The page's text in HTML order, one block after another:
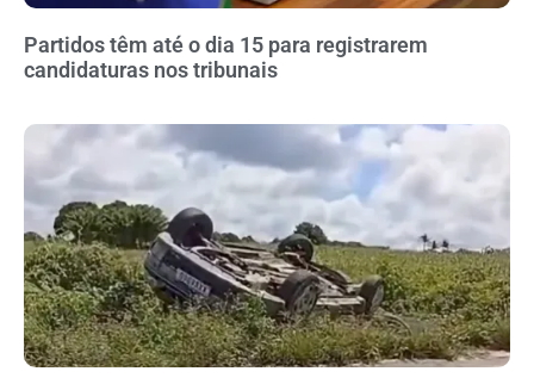
Partidos têm até o dia 15 para registrarem
candidaturas nos tribunais